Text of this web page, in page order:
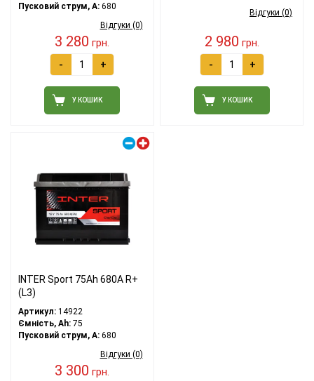
Пусковий струм, A: 680
Відгуки (0)
3 280 грн.
- +
У КОШИК
Відгуки (0)
2 980 грн.
- +
У КОШИК
INTER Sport 75Ah 680A R+
(L3)
Артикул: 14922
Ємність, Ah: 75
Пусковий струм, A: 680
Відгуки (0)
3 300 грн.